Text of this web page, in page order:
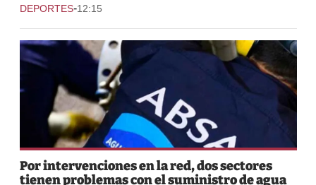
DEPORTES-12:15
Por intervenciones en la red, dos sectores
tienen problemas con el suministro de agua